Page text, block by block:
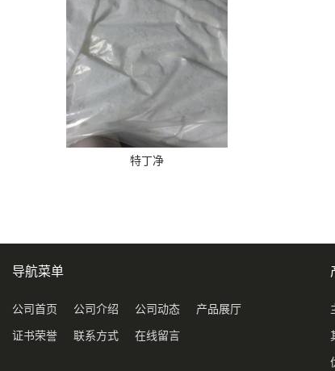
特丁净
导航菜单
公司首页 公司介绍 公司动态 产品展厅
证书荣誉 联系方式 在线留言